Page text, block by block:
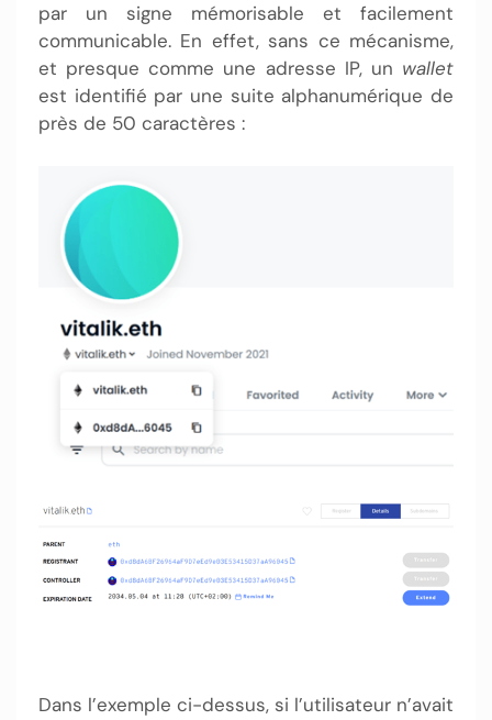
par un signe mémorisable et facilement
communicable. En effet, sans ce mécanisme,
et presque comme une adresse IP, un wallet
est identifié par une suite alphanumérique de
près de 50 caractères :
Dans l’exemple ci-dessus, si l’utilisateur n’avait